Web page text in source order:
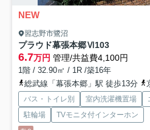
NEW
習志野市鷺沼
プラウド幕張本郷Ⅵ103
6.7万円 管理/共益費4,100円
1階 / 32.90㎡ / 1R /築16年
総武線「幕張本郷」駅 徒歩13分
バス・トイレ別 室内洗濯機置場
駐輪場
TVモニタ付インターホン